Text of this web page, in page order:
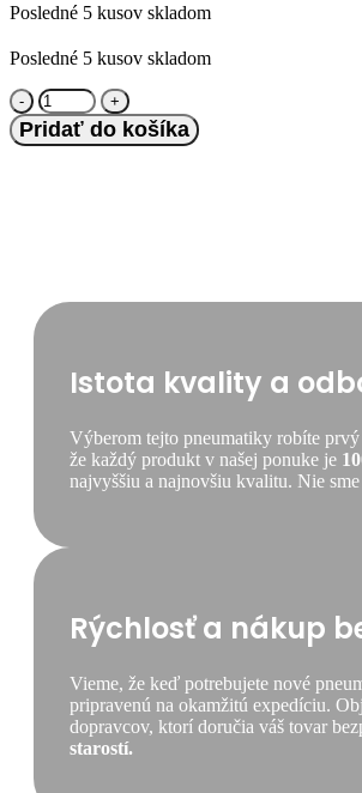
Posledné 5 kusov skladom
Posledné 5 kusov skladom
množstvo
Continental
205/75
TL
Pridať do košíka
Istota kvality a
Výberom tejto pneumatiky robíte
že každý produkt v našej ponuke je
najvyššiu a najnovšiu kvalitu. Nie
Rýchlosť a nákup
Vieme, že keď potrebujete nové
pripravenú na okamžitú expedíciu.
dopravcov, ktorí doručia váš tovar
starostí.